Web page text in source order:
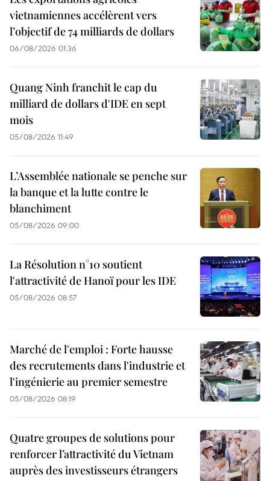
vietnamiennes accélèrent vers
l’objectif de 74 milliards de dollars
06/08/2026 01:36
Quang Ninh franchit le cap du
milliard de dollars d'IDE en sept
mois
05/08/2026 11:49
L’Assemblée nationale se penche sur
la banque et la lutte contre le
blanchiment
05/08/2026 09:00
La Résolution n°10 soutient
l'attractivité de Hanoï pour les IDE
05/08/2026 08:57
Marché de l'emploi : Forte hausse
des recrutements dans l'industrie et
l'ingénierie au premier semestre
05/08/2026 08:19
Quatre groupes de solutions pour
renforcer l’attractivité du Vietnam
auprès des investisseurs étrangers